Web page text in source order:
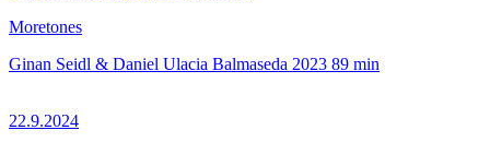
Moretones
Ginan Seidl & Daniel Ulacia Balmaseda 2023 89 min
22.9.2024